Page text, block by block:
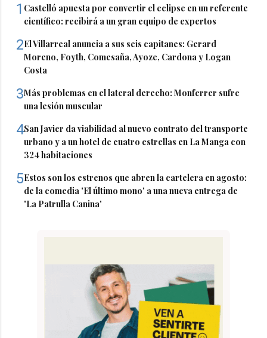
1 Castelló apuesta por convertir el eclipse en un referente
científico: recibirá a un gran equipo de expertos
2El Villarreal anuncia a sus seis capitanes: Gerard
Moreno, Foyth, Comesaña, Ayoze, Cardona y Logan
Costa
3Más problemas en el lateral derecho: Monferrer sufre
una lesión muscular
4San Javier da viabilidad al nuevo contrato del transporte
urbano y a un hotel de cuatro estrellas en La Manga con
324 habitaciones
5Estos son los estrenos que abren la cartelera en agosto:
de la comedia 'El último mono' a una nueva entrega de
'La Patrulla Canina'